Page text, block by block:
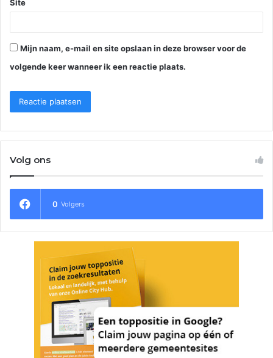
Site
Mijn naam, e-mail en site opslaan in deze browser voor de
volgende keer wanneer ik een reactie plaats.
Volg ons
0 Volgers